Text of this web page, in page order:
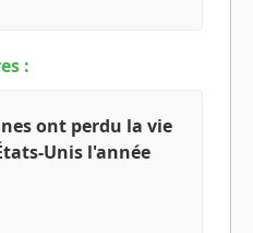
:
ont perdu la vie
Unis l'année